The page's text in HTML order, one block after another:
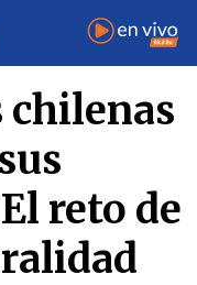
chilenas
reto de